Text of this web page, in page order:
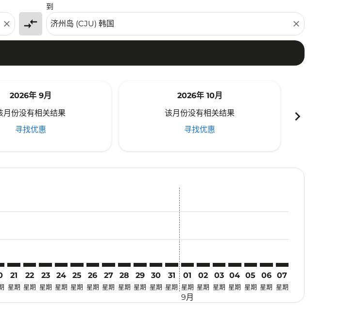
close compare_arrows
到
close
2026年 9月
月份没有相关结果
寻找优惠
2026年 10月
该月份没有相关结果
寻找优惠
chevron_right
21
星期
HDY–CJU: cmp-view-offers-disclaimer. 寻找优惠
22
星期
HDY–CJU: cmp-view-offers-disclaimer. 寻找优惠
23
星期
HDY–CJU: cmp-view-offers-disclaimer. 寻找优惠
24
星期
HDY–CJU: cmp-view-offers-disclaimer. 寻找优惠
25
星期
HDY–CJU: cmp-view-offers-disclaimer. 寻找优惠
26
星期
HDY–CJU: cmp-view-offers-disclaimer. 寻找优惠
27
星期
HDY–CJU: cmp-view-offers-disclaimer. 寻找优惠
28
星期
HDY–CJU: cmp-view-offers-disclaimer. 寻找优惠
29
星期
HDY–CJU: cmp-view-offers-disclaimer. 寻找优惠
30
星期
HDY–CJU: cmp-view-offers-disclaimer. 寻找优惠
31
星期
01
星期
9月
02
星期
03
星期
04
星期
05
星期
06
星期
07
星期